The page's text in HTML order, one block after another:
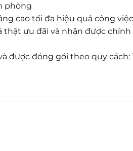
phòng
cao tối đa hiệu quả công
ưu đãi và nhận được chính
được đóng gói theo quy cách: